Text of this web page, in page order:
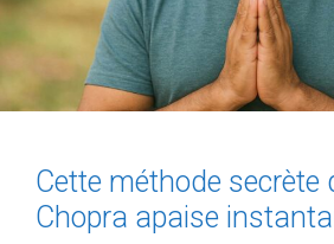
Cette méthode secrète
Chopra apaise